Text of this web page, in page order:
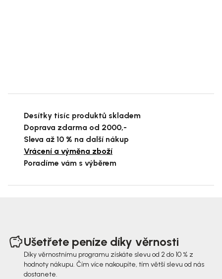
Desítky tisíc produktů skladem
Doprava zdarma od 2000,-
Sleva až 10 % na další nákup
Vrácení a výměna zboží
Poradíme vám s výběrem
Ušetřete peníze díky věrnosti
Díky věrnostnímu programu získáte slevu od 2 do 10 % z
hodnoty nákupu. Čím více nakoupíte, tím větší slevu od nás
dostanete.